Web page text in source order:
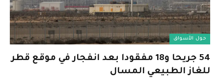
حول الأسواق
54 جريحا و18 مفقودا بعد انفجار في موقع قطر
للغاز الطبيعي المسال